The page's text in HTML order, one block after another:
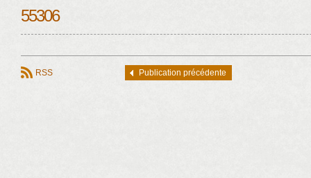
55306
RSS Publication précédente